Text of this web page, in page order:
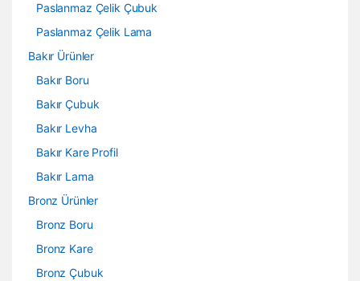
Paslanmaz Çelik Çubuk
Paslanmaz Çelik Lama
Bakır Ürünler
Bakır Boru
Bakır Çubuk
Bakır Levha
Bakır Kare Profil
Bakır Lama
Bronz Ürünler
Bronz Boru
Bronz Kare
Bronz Çubuk